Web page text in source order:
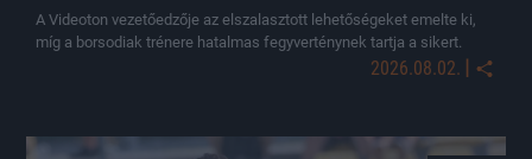
A Videoton vezetőedzője az elszalasztott lehetőségeket emelte ki,
míg a borsodiak trénere hatalmas fegyverténynek tartja a sikert.
2026.08.02. |